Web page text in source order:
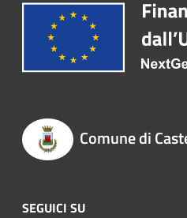
Comune di
SEGUICI SU